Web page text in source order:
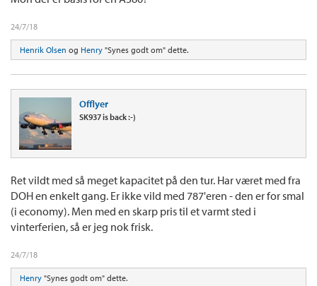
24/7/18
Henrik Olsen og Henry "Synes godt om" dette.
Offlyer
SK937 is back :-)
Ret vildt med så meget kapacitet på den tur. Har været med fra
DOH en enkelt gang. Er ikke vild med 787'eren - den er for smal
(i economy). Men med en skarp pris til et varmt sted i
vinterferien, så er jeg nok frisk.
24/7/18
Henry "Synes godt om" dette.